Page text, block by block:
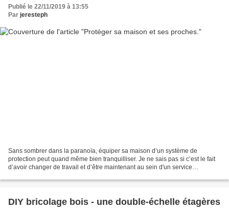
Publié le 22/11/2019 à 13:55
Par jeresteph
Sans sombrer dans la paranoïa, équiper sa maison d’un système de
protection peut quand même bien tranquilliser. Je ne sais pas si c’est le fait
d’avoir changer de travail et d’être maintenant au sein d'un service
DIY bricolage bois - une double-échelle étagères